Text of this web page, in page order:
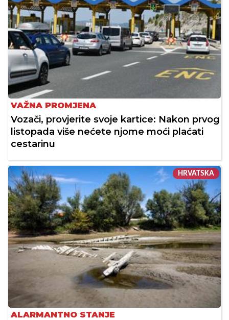
VAŽNA PROMJENA
Vozači, provjerite svoje kartice: Nakon prvog
listopada više nećete njome moći plaćati
cestarinu
HRVATSKA
ALARMANTNO STANJE